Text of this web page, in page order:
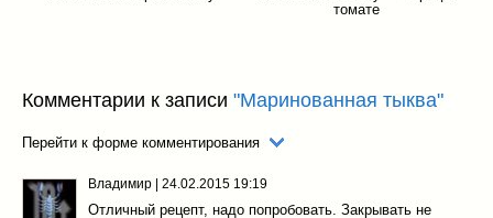
томате
Комментарии к записи "Маринованная тыква"
Перейти к форме комментирования
Владимир | 24.02.2015 19:19
Отличный рецепт, надо попробовать. Закрывать не